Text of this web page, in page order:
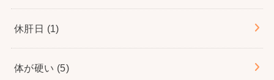
休肝日 (1)
体が硬い (5)